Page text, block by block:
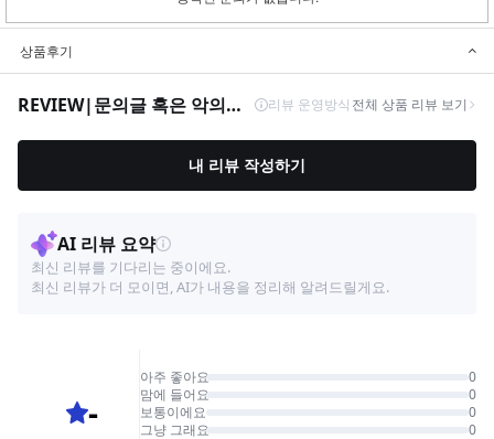
상품후기